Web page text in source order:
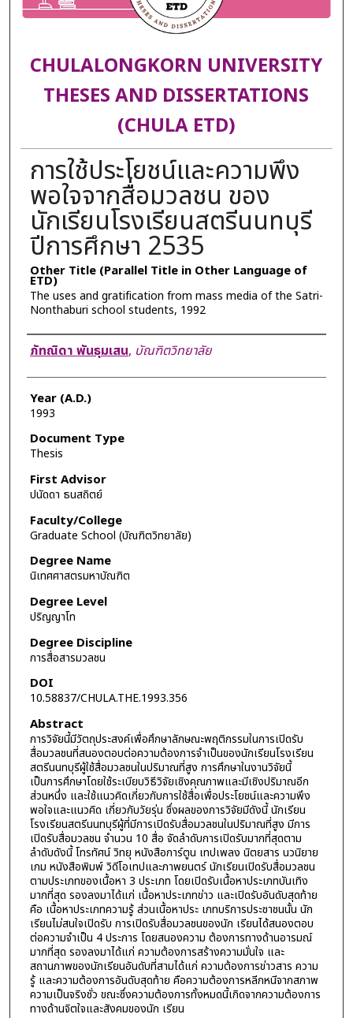
CHULALONGKORN UNIVERSITY
THESES AND DISSERTATIONS
(CHULA ETD)
การใช้ประโยชน์และความพึง
พอใจจากสื่อมวลชน ของ
นักเรียนโรงเรียนสตรีนนทบุรี
ปีการศึกษา 2535
Other Title (Parallel Title in Other Language of
ETD)
The uses and gratification from mass media of the Satri-
Nonthaburi school students, 1992
Author
ภัทณิดา พันธุมเสน, บัณฑิตวิทยาลัย
Year (A.D.)
1993
Document Type
Thesis
First Advisor
ปนัดดา ธนสถิตย์
Faculty/College
Graduate School (บัณฑิตวิทยาลัย)
Degree Name
นิเทศศาสตรมหาบัณฑิต
Degree Level
ปริญญาโท
Degree Discipline
การสื่อสารมวลชน
DOI
10.58837/CHULA.THE.1993.356
Abstract
การวิจัยนี้มีวัตถุประสงค์เพื่อศึกษาลักษณะพฤติกรรมในการเปิดรับ
สื่อมวลชนที่สนองตอบต่อความต้องการจำเป็นของนักเรียนโรงเรียน
สตรีนนทบุรีผู้ใช้สื่อมวลชนในปริมาณที่สูง การศึกษาในงานวิจัยนี้
เป็นการศึกษาโดยใช้ระเบียบวิธีวิจัยเชิงคุณภาพและมีเชิงปริมาณอีก
ส่วนหนึ่ง และใช้แนวคิดเกี่ยวกับการใช้สื่อเพื่อประโยชน์และความพึง
พอใจและแนวคิด เกี่ยวกับวัยรุ่น ซึ่งผลของการวิจัยมีดังนี้ นักเรียน
โรงเรียนสตรีนนทบุรีผู้ที่มีการเปิดรับสื่อมวลชนในปริมาณที่สูง มีการ
เปิดรับสื่อมวลชน จำนวน 10 สื่อ จัดลำดับการเปิดรับมากที่สุดตาม
ลำดับดังนี้ โทรทัศน์ วิทยุ หนังสือการ์ตูน เทปเพลง นิตยสาร นวนิยาย
เกม หนังสือพิมพ์ วิดีโอเทปและภาพยนตร์ นักเรียนเปิดรับสื่อมวลชน
ตามประเภทของเนื้อหา 3 ประเภท โดยเปิดรับเนื้อหาประเภทบันเทิง
มากที่สุด รองลงมาได้แก่ เนื้อหาประเภทข่าว และเปิดรับอันดับสุดท้าย
คือ เนื้อหาประเภทความรู้ ส่วนเนื้อหาประ เภทบริการประชาชนนั้น นัก
เรียนไม่สนใจเปิดรับ การเปิดรับสื่อมวลชนของนัก เรียนได้สนองตอบ
ต่อความจำเป็น 4 ประการ โดยสนองความ ต้องการทางด้านอารมณ์
มากที่สุด รองลงมาได้แก่ ความต้องการสร้างความมั่นใจ และ
สถานภาพของนักเรียนอันดับที่สามได้แก่ ความต้องการข่าวสาร ความ
รู้ และความต้องการอันดับสุดท้าย คือความต้องการหลีกหนีจากสภาพ
ความเป็นจริงชั่ว ขณะซึ่งความต้องการทั้งหมดนี้เกิดจากความต้องการ
ทางด้านจิตใจและสังคมของนัก เรียน